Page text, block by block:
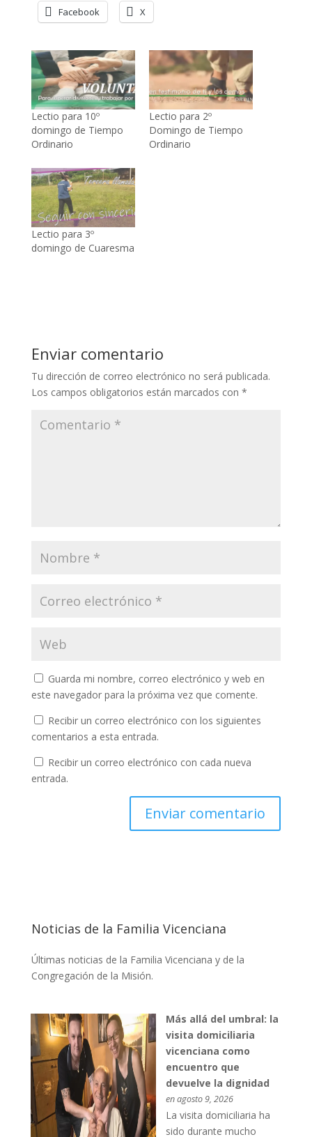
Facebook X
Lectio para 10º
domingo de Tiempo
Ordinario
Lectio para 2º
Domingo de Tiempo
Ordinario
Lectio para 3º
domingo de Cuaresma
Enviar comentario
Tu dirección de correo electrónico no será publicada.
Los campos obligatorios están marcados con *
Guarda mi nombre, correo electrónico y web en
este navegador para la próxima vez que comente.
Recibir un correo electrónico con los siguientes
comentarios a esta entrada.
Recibir un correo electrónico con cada nueva
entrada.
Noticias de la Familia Vicenciana
Últimas noticias de la Familia Vicenciana y de la
Congregación de la Misión.
Más allá del umbral: la
visita domiciliaria
vicenciana como
encuentro que
devuelve la dignidad
en agosto 9, 2026
La visita domiciliaria ha
sido durante mucho